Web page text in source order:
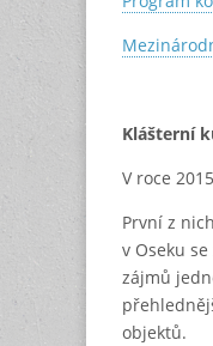
Klášterní
V roce
První z
v Oseku
zájmů
objektů.